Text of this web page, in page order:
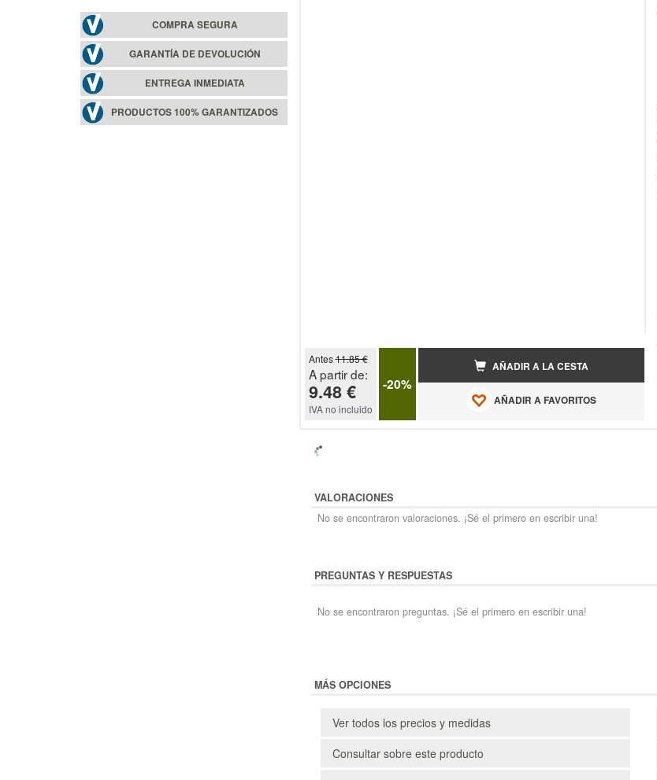
COMPRA SEGURA
GARANTÍA DE DEVOLUCIÓN
ENTREGA INMEDIATA
PRODUCTOS 100% GARANTIZADOS
Antes11.85 €
A partir de:
9.48 €
IVA no incluido
-20%
AÑADIR A LA CESTA
AÑADIR A FAVORITOS
VALORACIONES
No se encontraron valoraciones. ¡Sé el primero en escribir una!
PREGUNTAS Y RESPUESTAS
No se encontraron preguntas. ¡Sé el primero en escribir una!
MÁS OPCIONES
Ver todos los precios y medidas
Consultar sobre este producto